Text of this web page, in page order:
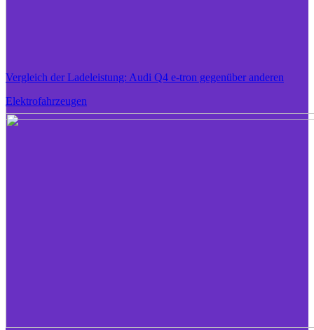
Vergleich der Ladeleistung: Audi Q4 e-tron gegenüber anderen
Elektrofahrzeugen